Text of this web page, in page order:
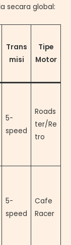
secara global:
Trans
misi
Tipe
Motor
5-
speed
Roads
ter/Re
tro
5-
speed
Cafe
Racer